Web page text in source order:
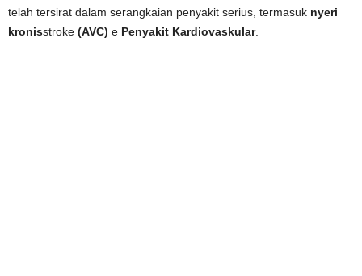
telah tersirat dalam serangkaian penyakit serius, termasuk nyeri
kronisstroke (AVC) e Penyakit Kardiovaskular.